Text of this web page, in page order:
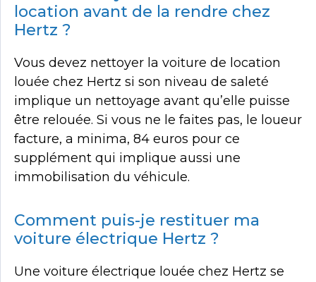
location avant de la rendre chez
Hertz ?
Vous devez nettoyer la voiture de location
louée chez Hertz si son niveau de saleté
implique un nettoyage avant qu’elle puisse
être relouée. Si vous ne le faites pas, le loueur
facture, a minima, 84 euros pour ce
supplément qui implique aussi une
immobilisation du véhicule.
Comment puis-je restituer ma
voiture électrique Hertz ?
Une voiture électrique louée chez Hertz se